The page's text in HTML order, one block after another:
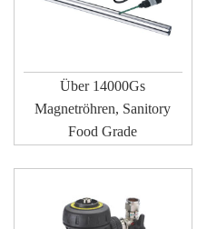
Über 14000Gs
Magnetröhren, Sanitory
Food Grade